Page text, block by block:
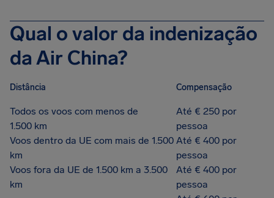
Qual o valor da indenização
da Air China?
Distância Compensação
Todos os voos com menos de
1.500 km
Até € 250 por
pessoa
Voos dentro da UE com mais de 1.500
km
Até € 400 por
pessoa
Voos fora da UE de 1.500 km a 3.500
km
Até € 400 por
pessoa